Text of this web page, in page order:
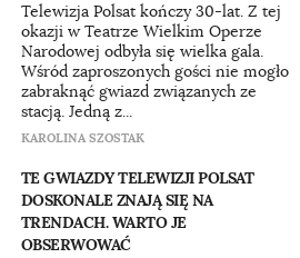
Telewizja Polsat kończy 30-lat. Z tej
okazji w Teatrze Wielkim Operze
Narodowej odbyła się wielka gala.
Wśród zaproszonych gości nie mogło
zabraknąć gwiazd związanych ze
stacją. Jedną z...
KAROLINA SZOSTAK
TE GWIAZDY TELEWIZJI POLSAT
DOSKONALE ZNAJĄ SIĘ NA
TRENDACH. WARTO JE
OBSERWOWAĆ